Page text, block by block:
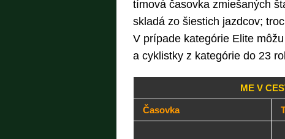
tímová časovka zmiešaných
skladá zo šiestich jazdcov;
V prípade kategórie Elite
a cyklistky z kategórie do 23
ME V
Časovka